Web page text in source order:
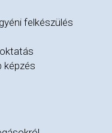
felkészülés
képzés